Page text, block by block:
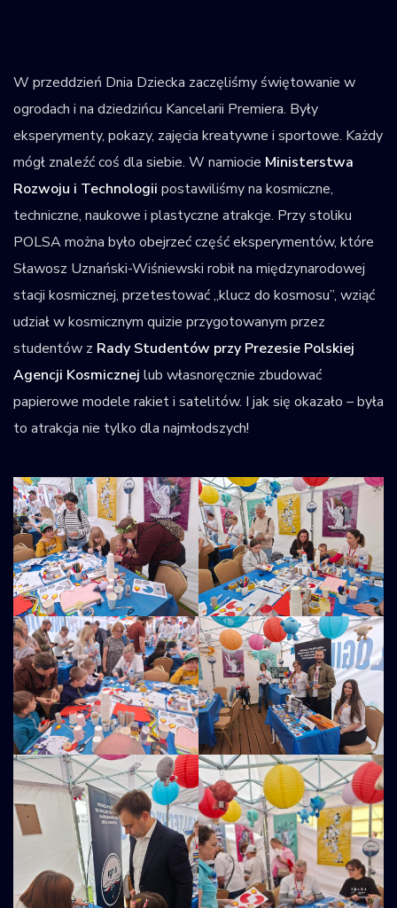
W przeddzień Dnia Dziecka zaczęliśmy świętowanie w
ogrodach i na dziedzińcu Kancelarii Premiera. Były
eksperymenty, pokazy, zajęcia kreatywne i sportowe. Każdy
mógł znaleźć coś dla siebie. W namiocie Ministerstwa
Rozwoju i Technologii postawiliśmy na kosmiczne,
techniczne, naukowe i plastyczne atrakcje. Przy stoliku
POLSA można było obejrzeć część eksperymentów, które
Sławosz Uznański-Wiśniewski robił na międzynarodowej
stacji kosmicznej, przetestować „klucz do kosmosu”, wziąć
udział w kosmicznym quizie przygotowanym przez
studentów z Rady Studentów przy Prezesie Polskiej
Agencji Kosmicznej lub własnoręcznie zbudować
papierowe modele rakiet i satelitów. I jak się okazało – była
to atrakcja nie tylko dla najmłodszych!